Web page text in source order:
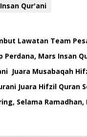
Qur'ani
Lawatan Team
Perdana, Mars Insan
Juara Musabaqah
Juara Hifzil Quran
Selama